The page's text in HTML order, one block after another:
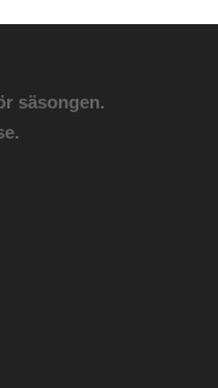
säsongen.